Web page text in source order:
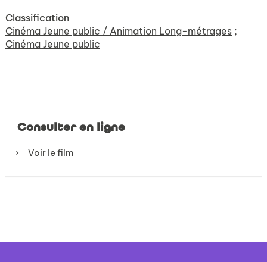
Classification
Cinéma Jeune public / Animation Long-métrages ;
Cinéma Jeune public
Consulter en ligne
Voir le film